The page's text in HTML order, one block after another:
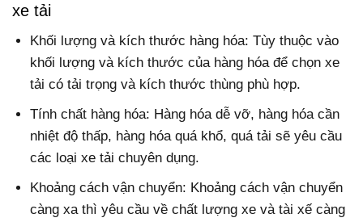
xe tải
Khối lượng và kích thước hàng hóa: Tùy thuộc vào
khối lượng và kích thước của hàng hóa để chọn xe
tải có tải trọng và kích thước thùng phù hợp.
Tính chất hàng hóa: Hàng hóa dễ vỡ, hàng hóa cần
nhiệt độ thấp, hàng hóa quá khổ, quá tải sẽ yêu cầu
các loại xe tải chuyên dụng.
Khoảng cách vận chuyển: Khoảng cách vận chuyển
càng xa thì yêu cầu về chất lượng xe và tài xế càng